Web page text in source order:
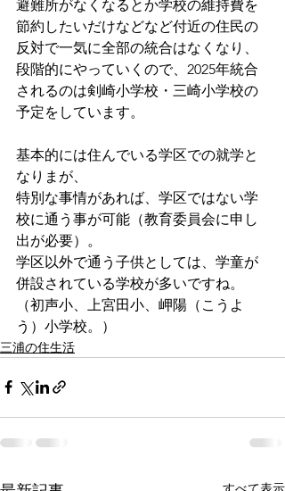
避難所がなくなるとか学校の維持費を
節約したいだけなどなど付近の住民の
反対で一気に全部の統合はなくなり、
段階的にやっていくので、2025年統合
されるのは剣崎小学校・三崎小学校の
予定をしています。
基本的には住んでいる学区での就学と
なりまが、
特別な事情があれば、学区ではない学
校に通う事が可能（教育委員会に申し
出が必要）。
学区以外で通う子供としては、学童が
併設されている学校が多いですね。
（初声小、上宮田小、岬陽（こうよ
う）小学校。）
三浦の住生活